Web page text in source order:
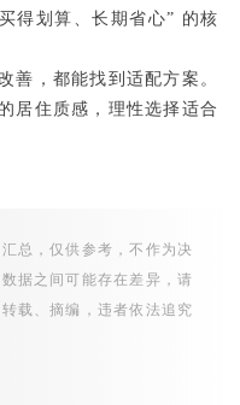
得划算、长期省心” 的核
善，都能找到适配方案。
居住质感，理性选择适合
总，仅供参考，不作为决
据之间可能存在差异，请
载、摘编，违者依法追究